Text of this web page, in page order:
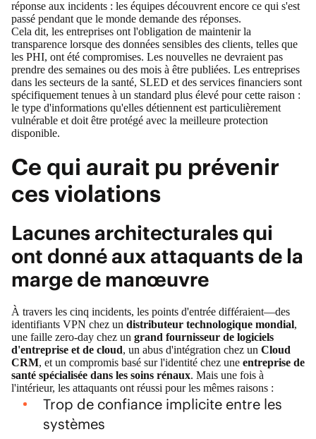
réponse aux incidents : les équipes découvrent encore ce qui s'est
passé pendant que le monde demande des réponses.
Cela dit, les entreprises ont l'obligation de maintenir la
transparence lorsque des données sensibles des clients, telles que
les PHI, ont été compromises. Les nouvelles ne devraient pas
prendre des semaines ou des mois à être publiées. Les entreprises
dans les secteurs de la santé, SLED et des services financiers sont
spécifiquement tenues à un standard plus élevé pour cette raison :
le type d'informations qu'elles détiennent est particulièrement
vulnérable et doit être protégé avec la meilleure protection
disponible.
Ce qui aurait pu prévenir
ces violations
Lacunes architecturales qui
ont donné aux attaquants de la
marge de manœuvre
À travers les cinq incidents, les points d'entrée différaient—des
identifiants VPN chez un distributeur technologique mondial,
une faille zero-day chez un grand fournisseur de logiciels
d'entreprise et de cloud, un abus d'intégration chez un Cloud
CRM, et un compromis basé sur l'identité chez une entreprise de
santé spécialisée dans les soins rénaux. Mais une fois à
l'intérieur, les attaquants ont réussi pour les mêmes raisons :
Trop de confiance implicite entre les
systèmes